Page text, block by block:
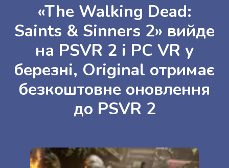
«The Walking Dead:
Saints & Sinners 2» вийде
на PSVR 2 і PC VR у
березні, Original отримає
безкоштовне оновлення
до PSVR 2